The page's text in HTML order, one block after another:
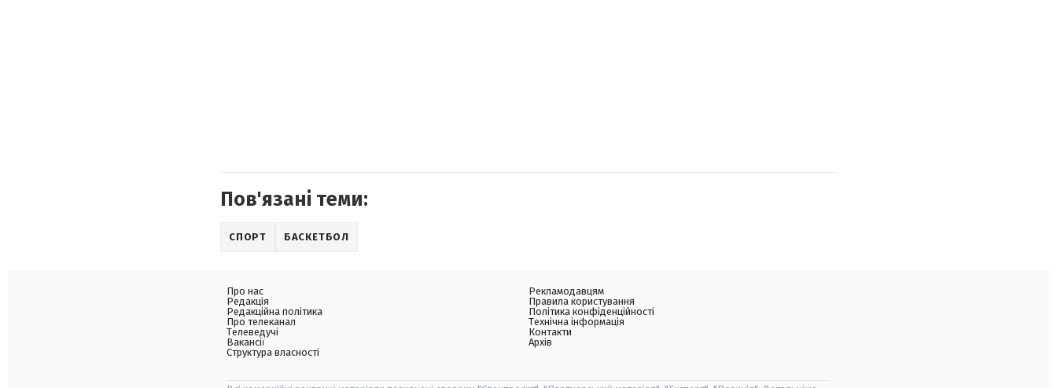
Пов'язані теми:
СПОРТ БАСКЕТБОЛ
Про нас
Редакція
Редакційна політика
Про телеканал
Телеведучі
Вакансії
Структура власності
Рекламодавцям
Правила користування
Політика конфіденційності
Технічна інформація
Контакти
Архів